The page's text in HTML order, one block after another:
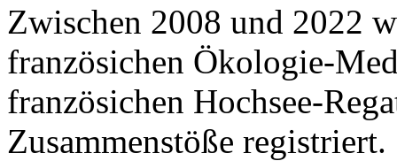
Zwischen 2008 und 2022
französichen Ökologie-
französichen Hochsee-
Zusammenstöße registriert.